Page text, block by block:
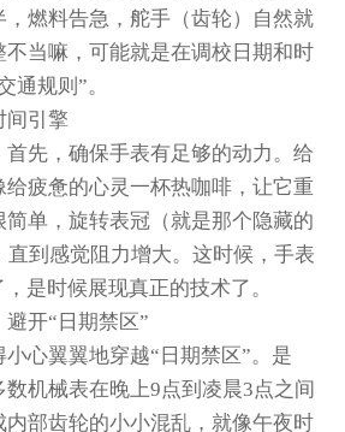
，燃料告急，舵手（齿轮）自然就
当嘛，可能就是在调校日期和时
通规则”。
引擎
先，确保手表有足够的动力。给
疲惫的心灵一杯热咖啡，让它重
单，旋转表冠（就是那个隐藏的
直到感觉阻力增大。这时候，手表
是时候展现真正的技术了。
开“日期禁区”
翼翼地穿越“日期禁区”。是
机械表在晚上9点到凌晨3点之间
部齿轮的小小混乱，就像午夜时